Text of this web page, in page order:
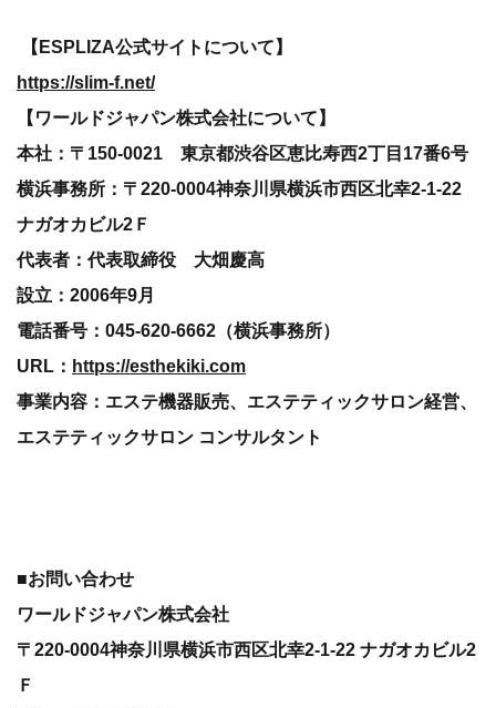
【ESPLIZA公式サイトについて】
https://slim-f.net/
【ワールドジャパン株式会社について】
本社：〒150-0021 東京都渋谷区恵比寿西2丁目17番6号
横浜事務所：〒220-0004神奈川県横浜市西区北幸2-1-22
ナガオカビル2Ｆ
代表者：代表取締役 大畑慶高
設立：2006年9月
電話番号：045-620-6662（横浜事務所）
URL： https://esthekiki.com
事業内容：エステ機器販売、エステティックサロン経営、
エステティックサロン コンサルタント
■お問い合わせ
ワールドジャパン株式会社
〒220-0004神奈川県横浜市西区北幸2-1-22 ナガオカビル2
Ｆ